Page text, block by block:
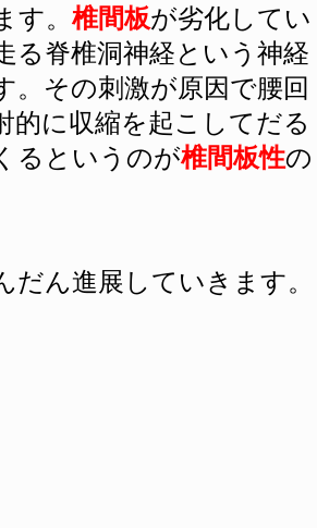
す。 椎間板が劣化してい
る脊椎洞神経という神経
。その刺激が原因で腰回
的に収縮を起こしてだる
るというのが椎間板性の
だん進展していきます。